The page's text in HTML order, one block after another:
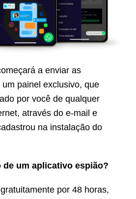
a enviar as
painel exclusivo, que
por você de qualquer
através do e-mail e
na instalação do
de um aplicativo espião?
por 48 horas,